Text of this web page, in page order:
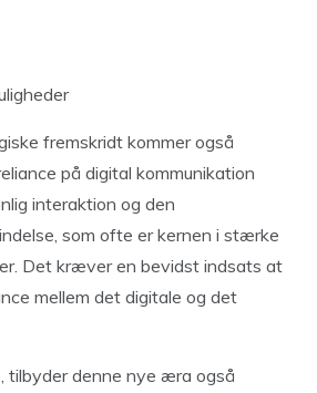
fremskridt kommer også
på digital kommunikation
interaktion og den
som ofte er kernen i stærke
Det kræver en bevidst indsats at
mellem det digitale og det
tilbyder denne nye æra også